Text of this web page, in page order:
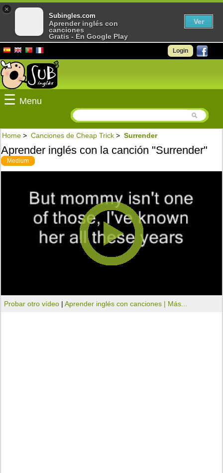
Login
☰ Menu
Home > Canciones de Cheap Trick > Surrender
Aprender inglés con la canción "Surrender"
Medium
Probar otro vídeo |Aprender inglés con canciones | Más...
×
Subingles.com
Aprender inglés con
canciones
Gratis - En Google Play
Ver